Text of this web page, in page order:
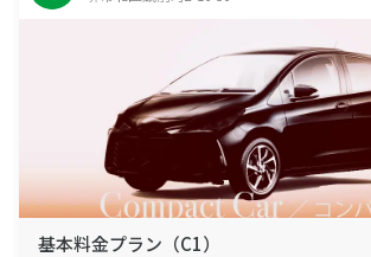
基本料金プラン（C1）